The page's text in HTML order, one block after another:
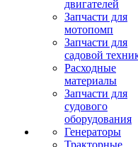
двигателей
Запчасти для
мотопомп
Запчасти для
садовой
Расходные
материалы
Запчасти для
судового
оборудования
Генераторы
Тракторные